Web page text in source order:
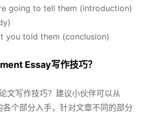
going to tell them (introduction)
you told them (conclusion)
Essay写作技巧？
文写作技巧？建议小伙伴可以从
个部分入手，针对文章不同的部分